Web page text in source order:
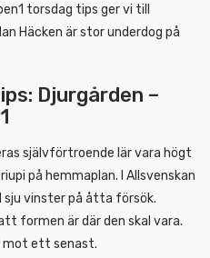
torsdag tips ger vi till
Häcken är stor underdog på
Djurgården –
självförtroende lär vara högt
på hemmaplan. I Allsvenskan
sju vinster på åtta försök.
formen är där den skal vara.
mot ett senast.